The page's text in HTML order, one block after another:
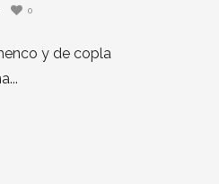
0
y de copla